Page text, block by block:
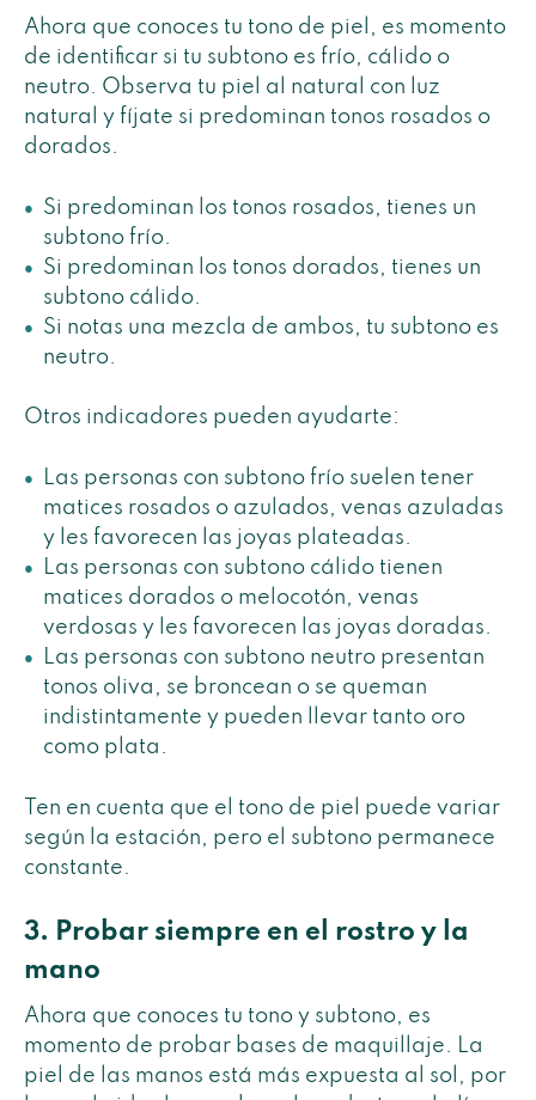
Ahora que conoces tu tono de piel, es momento
de identificar si tu subtono es frío, cálido o
neutro. Observa tu piel al natural con luz
natural y fíjate si predominan tonos rosados o
dorados.
Si predominan los tonos rosados, tienes un
subtono frío.
Si predominan los tonos dorados, tienes un
subtono cálido.
Si notas una mezcla de ambos, tu subtono es
neutro.
Otros indicadores pueden ayudarte:
Las personas con subtono frío suelen tener
matices rosados o azulados, venas azuladas
y les favorecen las joyas plateadas.
Las personas con subtono cálido tienen
matices dorados o melocotón, venas
verdosas y les favorecen las joyas doradas.
Las personas con subtono neutro presentan
tonos oliva, se broncean o se queman
indistintamente y pueden llevar tanto oro
como plata.
Ten en cuenta que el tono de piel puede variar
según la estación, pero el subtono permanece
constante.
3. Probar siempre en el rostro y la
mano
Ahora que conoces tu tono y subtono, es
momento de probar bases de maquillaje. La
piel de las manos está más expuesta al sol, por